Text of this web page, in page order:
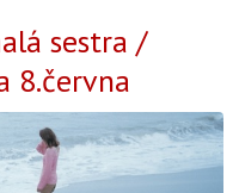
sestra /
8.června